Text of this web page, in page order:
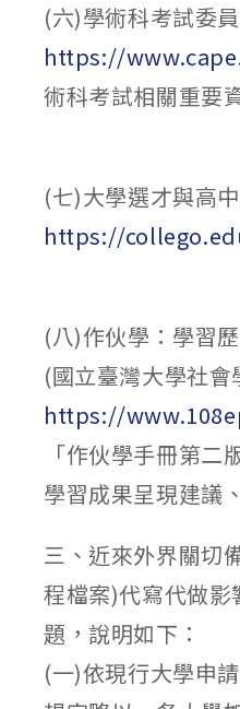
(六)學術科考試委
https://
術科考試相關重要
(七)大學選才與高
https://
(八)作伙學：學習
(國立臺灣大學社會
https://
「作伙學手冊第二
學習成果呈現建議
三、近來外界關切
程檔案)代寫代做
題，說明如下：
(一)依現行大學申